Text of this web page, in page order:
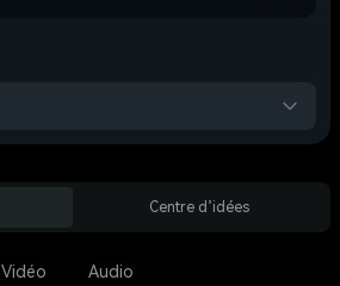
Centre d’idées
Vidéo Audio